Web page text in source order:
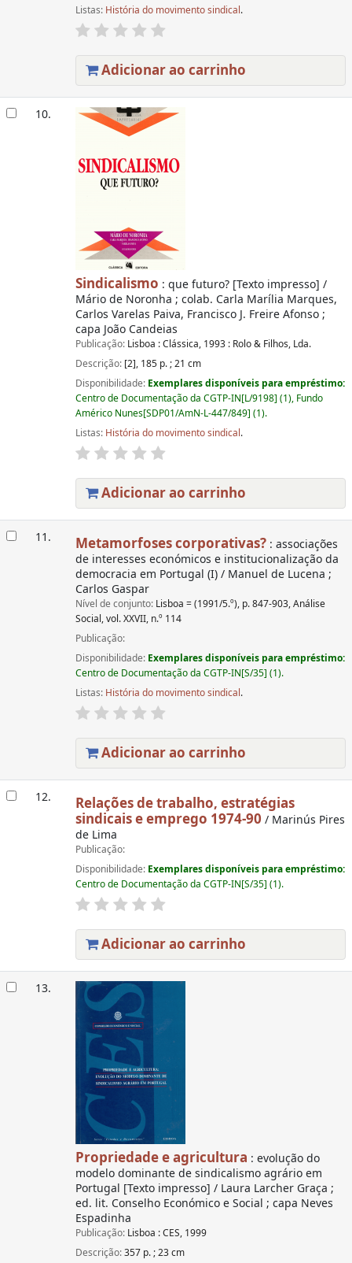
Listas: História do movimento sindical.
Adicionar ao carrinho
10.
Sindicalismo : que futuro? [Texto impresso] /
Mário de Noronha ; colab. Carla Marília Marques,
Carlos Varelas Paiva, Francisco J. Freire Afonso ;
capa João Candeias
Publicação: Lisboa : Clássica, 1993 : Rolo & Filhos, Lda.
Descrição: [2], 185 p. ; 21 cm
Disponibilidade: Exemplares disponíveis para empréstimo:
Centro de Documentação da CGTP-IN[L/9198] (1), Fundo
Américo Nunes[SDP01/AmN-L-447/849] (1).
Listas: História do movimento sindical.
Adicionar ao carrinho
11. Metamorfoses corporativas?: associações
de interesses económicos e institucionalização da
democracia em Portugal (I) / Manuel de Lucena ;
Carlos Gaspar
Nível de conjunto: Lisboa = (1991/5.º), p. 847-903, Análise
Social, vol. XXVII, n.º 114
Publicação:
Disponibilidade: Exemplares disponíveis para empréstimo:
Centro de Documentação da CGTP-IN[S/35] (1).
Listas: História do movimento sindical.
Adicionar ao carrinho
12.
Relações de trabalho, estratégias
sindicais e emprego 1974-90 / Marinús Pires
de Lima
Publicação:
Disponibilidade: Exemplares disponíveis para empréstimo:
Centro de Documentação da CGTP-IN[S/35] (1).
Adicionar ao carrinho
13.
Propriedade e agricultura : evolução do
modelo dominante de sindicalismo agrário em
Portugal [Texto impresso] / Laura Larcher Graça ;
ed. lit. Conselho Económico e Social ; capa Neves
Espadinha
Publicação: Lisboa : CES, 1999
Descrição:357 p. ; 23 cm